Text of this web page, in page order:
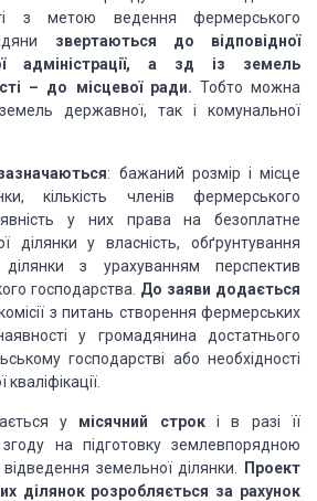
з метою ведення фермерського
звертаються до відповідної
адміністрації, а зд із земель
– до місцевої ради. Тобто можна
державної, так і комунальної
: бажаний розмір і місце
кількість членів фермерського
у них права на безоплатне
ділянки у власність, обґрунтування
ділянки з урахуванням перспектив
господарства. До заяви додається
з питань створення фермерських
у громадянина достатнього
господарстві або необхідності
у місячний строкі в разі її
на підготовку землевпорядною
земельної ділянки.
Проект
ділянок розробляється за рахунок